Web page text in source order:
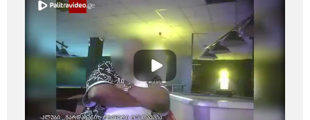
09:20 / 04-08-2026
შვიდი გარდაცვლილი და 40
დაშავებული - რუსეთში
აცხადებენ, რომ უკრაინული
დრონი დამსვენებლებით სავსე
სანაპიროზე აფეთქდა (ვიდეო)